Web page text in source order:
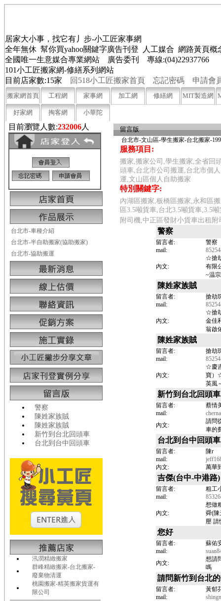
居家大小事，找它有丿步-小工匠家事網
全年無休 幫你買yahoo關鍵字廣告刊登 人工媒合 網路黃頁概
全國唯一生意媒合專業網站 廣告委刊 專線:(04)22937766
101小工匠搬家網-修繕系列網站
目前店家數:15家
回518小工匠搬家首頁 忘記密碼 申請會
搬家網首頁 工程網 家事網 加工網 修繕網 MIT製造網
好家網 掏客網 小華陀
目前瀏覽人數:232006人
台北市-車種介紹
台北市-半自助搬家(協助搬家)
台北市-協助搬運
警察
陳姓家族賊
陳姓家族賊
新竹到台北回頭車
台北到台中回頭車
汛潤精緻搬家
群峰精緻搬家-台北搬家-
廢棄物清運
桃園搬家-精英搬家貨運有
限公司
留言版
台北市-文山區-學生搬家-台北搬家-
服務項目:
搬家,搬家公司,學生搬家,全省回
頭車,台北市公司搬運,台北市個
運,文山區個人自助搬家
特別關鍵字:
內湖區搬家,板橋區搬家,永和區
區3.5噸貨車,台北3.5噸貨車,3.5
附司機,中正區發財小貨車出租附
警察
留言者:
警察
mail:
內文:
☆搶
有限
~温
陳姓家族賊
留言者:
搶劫
mail:
內文:
☆搶
金佳
翁啟
陳姓家族賊
留言者:
搶劫
mail:
內文:
☆慶
寶）
英風
新竹到台北回頭車
留言者:
蔡情
mail:
內文:
請問
車的
台北到台中回頭車
留言者:
陳r
mail:
內文:
萬華
吉傑(台中-中港路)
留言者:
粗工
mail:
內文:
想做
舜(陳
壓 請
您好
留言者:
蘇佑
mail:
內文:
想請
嗎
請問新竹到台北
留言者:
黃郁
mail: